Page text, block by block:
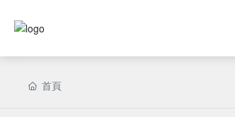
首頁